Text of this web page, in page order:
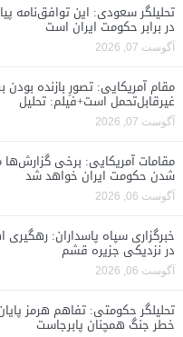
تحلیلگر سعودی: این توافق‌نامه
در برابر حکومت ایران است
آگوست 07, 2026
مقام آمریکایی: تصورِ بازنده بودن
غیرقابل‌تحمل است+فیلم: تحلیل
آگوست 07, 2026
مقامات آمریکایی: برخی
شدن حکومت ایران خواهد شد
آگوست 06, 2026
خبرگزاری سپاه پاسداران:
در نزدیکی جزیره قشم
آگوست 06, 2026
تحلیلگر حکومتی: تفاهم هرمز
خطر جنگ همچنان پابرجاست